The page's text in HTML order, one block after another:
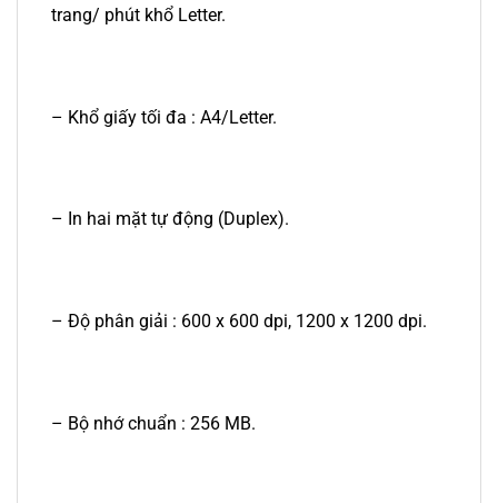
trang/ phút khổ Letter.
– Khổ giấy tối đa : A4/Letter.
– In hai mặt tự động (Duplex).
– Độ phân giải : 600 x 600 dpi, 1200 x 1200 dpi.
– Bộ nhớ chuẩn : 256 MB.